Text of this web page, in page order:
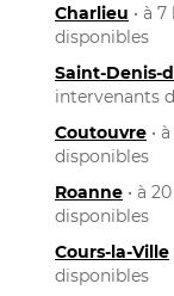
Charlieu • à
disponibles
Saint-Denis-
intervenants
Coutouvre •
disponibles
Roanne • à
disponibles
Cours-la-Ville
disponibles